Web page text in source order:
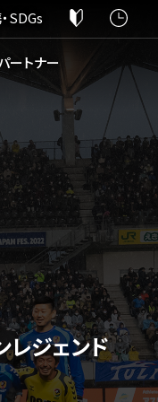
SDGs
ートナー
レジェンド